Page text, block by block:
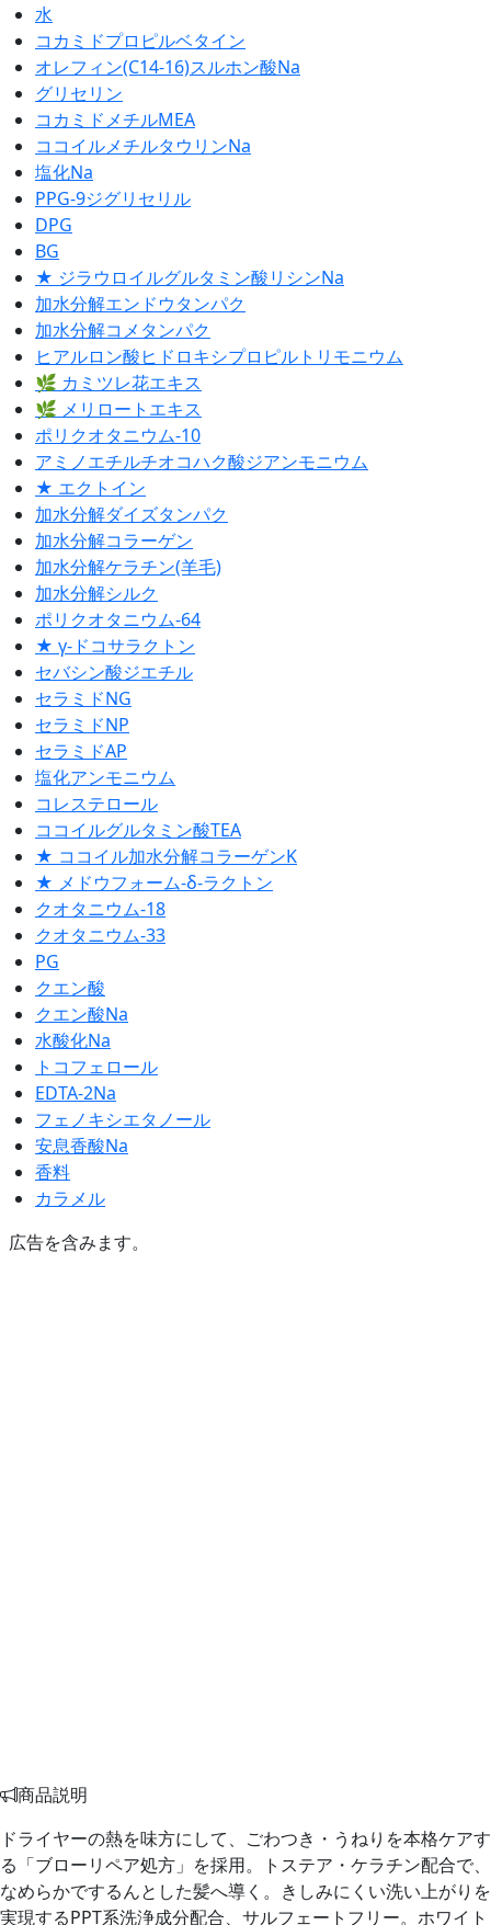
水
コカミドプロピルベタイン
オレフィン(C14-16)スルホン酸Na
グリセリン
コカミドメチルMEA
ココイルメチルタウリンNa
塩化Na
PPG-9ジグリセリル
DPG
BG
★ ジラウロイルグルタミン酸リシンNa
加水分解エンドウタンパク
加水分解コメタンパク
ヒアルロン酸ヒドロキシプロピルトリモニウム
🌿 カミツレ花エキス
🌿 メリロートエキス
ポリクオタニウム-10
アミノエチルチオコハク酸ジアンモニウム
★ エクトイン
加水分解ダイズタンパク
加水分解コラーゲン
加水分解ケラチン(羊毛)
加水分解シルク
ポリクオタニウム-64
★ γ-ドコサラクトン
セバシン酸ジエチル
セラミドNG
セラミドNP
セラミドAP
塩化アンモニウム
コレステロール
ココイルグルタミン酸TEA
★ ココイル加水分解コラーゲンK
★ メドウフォーム-δ-ラクトン
クオタニウム-18
クオタニウム-33
PG
クエン酸
クエン酸Na
水酸化Na
トコフェロール
EDTA-2Na
フェノキシエタノール
安息香酸Na
香料
カラメル
広告を含みます。
商品説明
ドライヤーの熱を味方にして、ごわつき・うねりを本格ケアす
る「ブローリペア処方」を採用。トステア・ケラチン配合で、
なめらかでするんとした髪へ導く。きしみにくい洗い上がりを
実現するPPT系洗浄成分配合、サルフェートフリー。ホワイト